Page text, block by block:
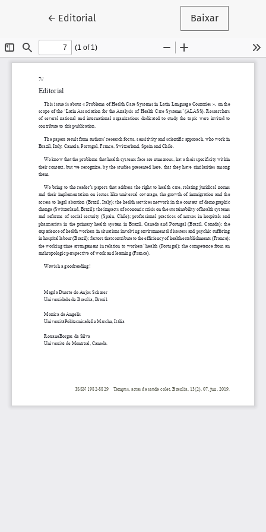
← Voltar aos Detalhes do Artigo
Editorial Baixar